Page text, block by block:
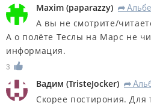
Maxim (paparazzy) R
А вы не смотрите/
А о полёте Теслы на Марс не
информация.
3
Вадим (TristeJocker) R
Скорее постирония. Для